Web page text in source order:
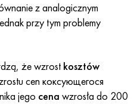
z analogicznym
przy tym problemy
że wzrost kosztów
cen коксующегося
jego cena wzrosła do 200